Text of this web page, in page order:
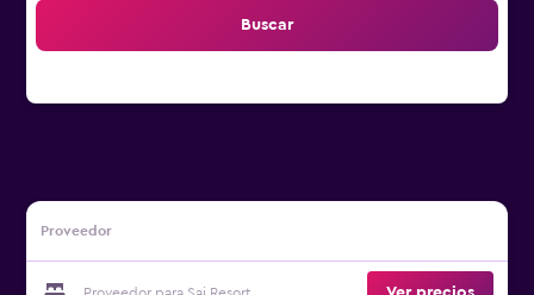
Buscar
Proveedor
Proveedor para Sai Resort